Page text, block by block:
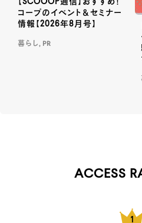
【SCOOOP通信】おすすめ！
コープのイベント＆セミナー
情報【2026年8月号】
暮らし, PR
ACCESS